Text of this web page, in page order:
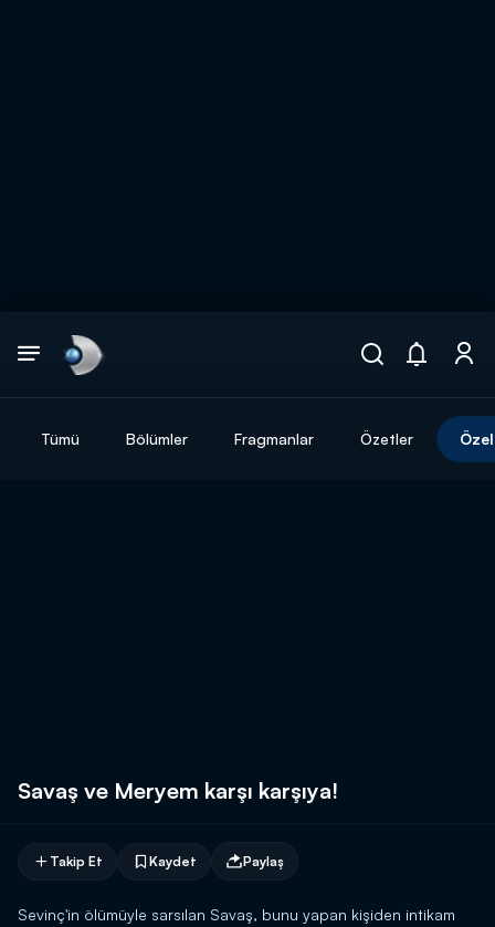
Tümü Bölümler Fragmanlar Özetler
Savaş ve Meryem karşı karşıya!
Takip Et Kaydet Paylaş
Sevinç'in ölümüyle sarsılan Savaş, bunu yapan kişiden intikam